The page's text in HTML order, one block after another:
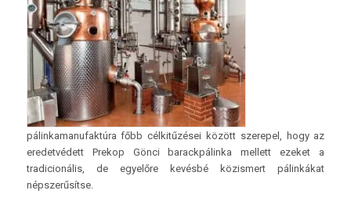
pálinkamanufaktúra főbb célkitűzései között szerepel, hogy az
eredetvédett Prekop Gönci barackpálinka mellett ezeket a
tradicionális, de egyelőre kevésbé közismert pálinkákat
népszerűsítse.